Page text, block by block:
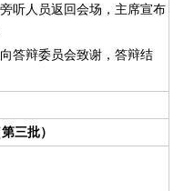
听人员返回会场，主席宣布
答辩委员会致谢，答辩结
三批）